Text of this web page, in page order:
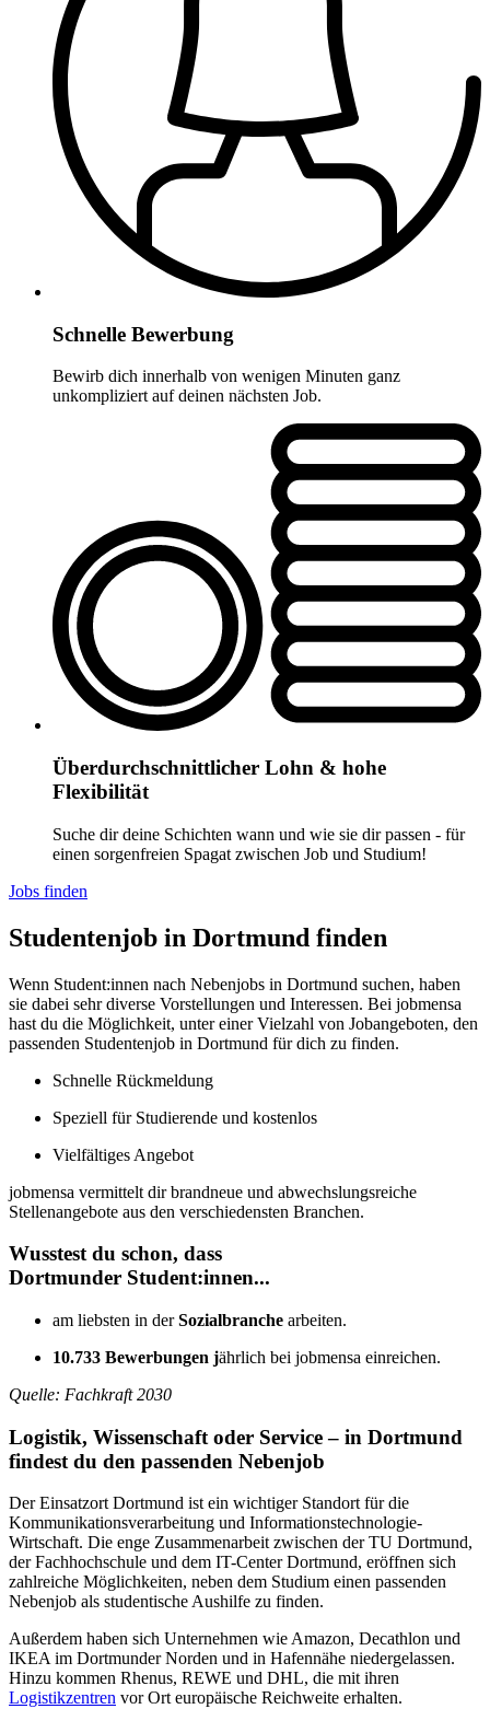
Schnelle Bewerbung
Bewirb dich innerhalb von wenigen Minuten ganz
unkompliziert auf deinen nächsten Job.
Überdurchschnittlicher Lohn & hohe
Flexibilität
Suche dir deine Schichten wann und wie sie dir passen - für
einen sorgenfreien Spagat zwischen Job und Studium!
Jobs finden
Studentenjob in Dortmund finden
Wenn Student:innen nach Nebenjobs in Dortmund suchen, haben
sie dabei sehr diverse Vorstellungen und Interessen. Bei jobmensa
hast du die Möglichkeit, unter einer Vielzahl von Jobangeboten, den
passenden Studentenjob in Dortmund für dich zu finden.
Schnelle Rückmeldung
Speziell für Studierende und kostenlos
Vielfältiges Angebot
jobmensa vermittelt dir brandneue und abwechslungsreiche
Stellenangebote aus den verschiedensten Branchen.
Wusstest du schon, dass
Dortmunder Student:innen...
am liebsten in derSozialbranche arbeiten.
10.733 Bewerbungen jährlich bei jobmensa einreichen.
Quelle: Fachkraft 2030
Logistik, Wissenschaft oder Service – in Dortmund
findest du den passenden Nebenjob
Der Einsatzort Dortmund ist ein wichtiger Standort für die
Kommunikationsverarbeitung und Informationstechnologie-
Wirtschaft. Die enge Zusammenarbeit zwischen der TU Dortmund,
der Fachhochschule und dem IT-Center Dortmund, eröffnen sich
zahlreiche Möglichkeiten, neben dem Studium einen passenden
Nebenjob als studentische Aushilfe zu finden.
Außerdem haben sich Unternehmen wie Amazon, Decathlon und
IKEA im Dortmunder Norden und in Hafennähe niedergelassen.
Hinzu kommen Rhenus, REWE und DHL, die mit ihren
Logistikzentren vor Ort europäische Reichweite erhalten.